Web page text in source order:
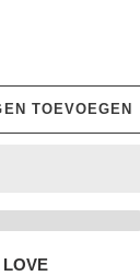
TOEVOEGEN
LOVE